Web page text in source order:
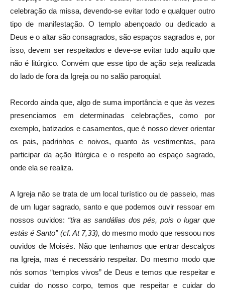
celebração da missa, devendo-se evitar todo e qualquer outro
tipo de manifestação. O templo abençoado ou dedicado a
Deus e o altar são consagrados, são espaços sagrados e, por
isso, devem ser respeitados e deve-se evitar tudo aquilo que
não é litúrgico. Convém que esse tipo de ação seja realizada
do lado de fora da Igreja ou no salão paroquial.
Recordo ainda que, algo de suma importância e que às vezes
presenciamos em determinadas celebrações, como por
exemplo, batizados e casamentos, que é nosso dever orientar
os pais, padrinhos e noivos, quanto às vestimentas, para
participar da ação litúrgica e o respeito ao espaço sagrado,
onde ela se realiza.
A Igreja não se trata de um local turístico ou de passeio, mas
de um lugar sagrado, santo e que podemos ouvir ressoar em
nossos ouvidos: “tira as sandálias dos pés, pois o lugar que
estás é Santo” (cf. At 7,33),do mesmo modo que ressoou nos
ouvidos de Moisés. Não que tenhamos que entrar descalços
na Igreja, mas é necessário respeitar. Do mesmo modo que
nós somos “templos vivos” de Deus e temos que respeitar e
cuidar do nosso corpo, temos que respeitar e cuidar do